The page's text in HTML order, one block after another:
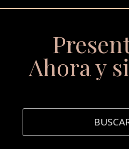
Ahora y